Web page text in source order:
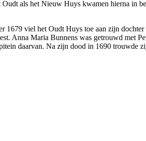
als het Nieuw Huys kwamen hierna in
viel het Oudt Huys toe aan zijn
Anna Maria Bunnens was getrouwd met
daarvan. Na zijn dood in 1690 trouwde